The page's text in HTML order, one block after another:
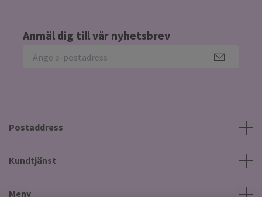
Anmäl dig till vår nyhetsbrev
Postaddress
Kundtjänst
Meny